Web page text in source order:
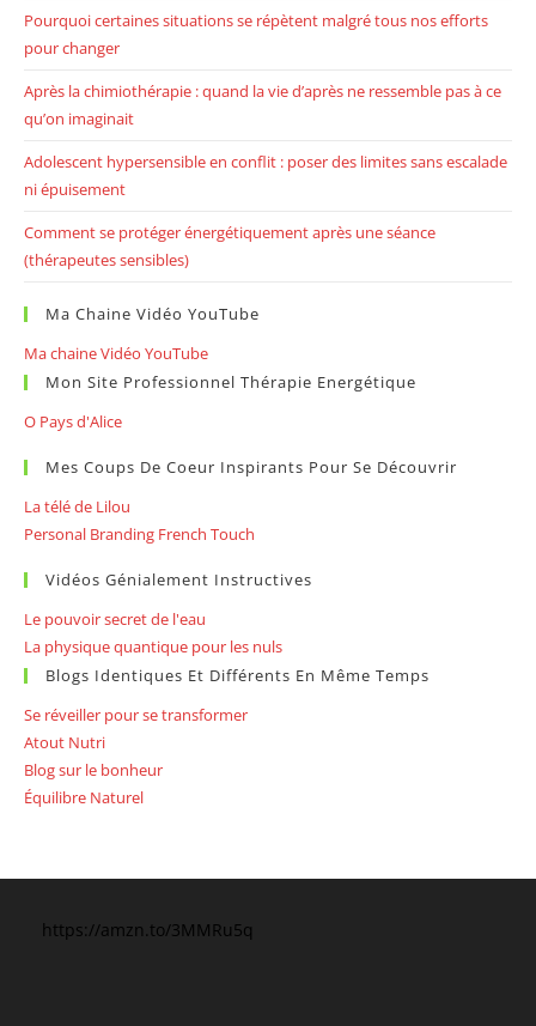
Pourquoi certaines situations se répètent malgré tous nos efforts
pour changer
Après la chimiothérapie : quand la vie d’après ne ressemble pas à ce
qu’on imaginait
Adolescent hypersensible en conflit : poser des limites sans escalade
ni épuisement
Comment se protéger énergétiquement après une séance
(thérapeutes sensibles)
Ma Chaine Vidéo YouTube
Ma chaine Vidéo YouTube
Mon Site Professionnel Thérapie Energétique
O Pays d'Alice
Mes Coups De Coeur Inspirants Pour Se Découvrir
La télé de Lilou
Personal Branding French Touch
Vidéos Génialement Instructives
Le pouvoir secret de l'eau
La physique quantique pour les nuls
Blogs Identiques Et Différents En Même Temps
Se réveiller pour se transformer
Atout Nutri
Blog sur le bonheur
Équilibre Naturel
https://amzn.to/3MMRu5q